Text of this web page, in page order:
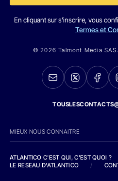
En cliquant sur s'inscrire, vous
Termes et
© 2026 Talmont Media
MIEUX NOUS CONNAITRE
ATLANTICO C'EST QUI, C'EST QUOI ?
LE RESEAU D'ATLANTICO
/